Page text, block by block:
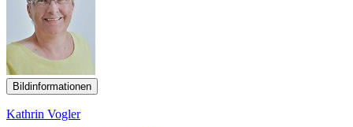
Bildinformationen
Kathrin Vogler